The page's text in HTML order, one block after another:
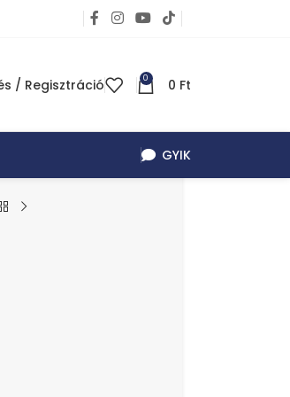
/ Regisztráció 0 0 Ft
GYIK